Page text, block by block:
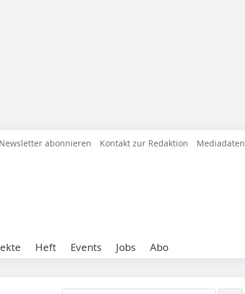
Newsletter abonnieren Kontakt zur Redaktion Mediadaten
Heft Events Jobs Abo